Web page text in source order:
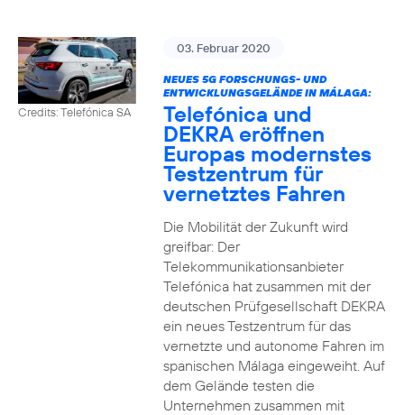
Credits: Telefónica SA
03. Februar 2020
NEUES 5G FORSCHUNGS- UND
ENTWICKLUNGSGELÄNDE IN MÁLAGA:
Telefónica und
DEKRA eröffnen
Europas modernstes
Testzentrum für
vernetztes Fahren
Die Mobilität der Zukunft wird
greifbar: Der
Telekommunikationsanbieter
Telefónica hat zusammen mit der
deutschen Prüfgesellschaft DEKRA
ein neues Testzentrum für das
vernetzte und autonome Fahren im
spanischen Málaga eingeweiht. Auf
dem Gelände testen die
Unternehmen zusammen mit